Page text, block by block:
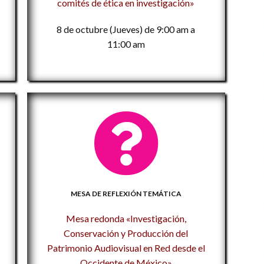
comités de ética en investigación»
8 de octubre (Jueves) de 9:00 am a
11:00 am
MESA DE REFLEXIÓN TEMÁTICA
Mesa redonda «Investigación,
Conservación y Producción del
Patrimonio Audiovisual en Red desde el